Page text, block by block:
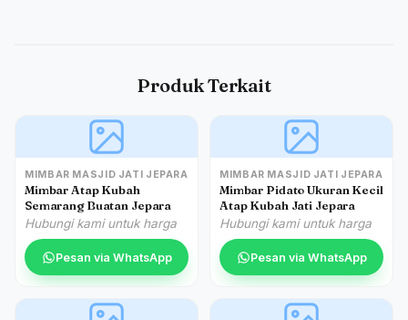
Produk Terkait
MIMBAR MASJID JATI JEPARA
Mimbar Atap Kubah
Semarang Buatan Jepara
Hubungi kami untuk harga
Pesan via WhatsApp
MIMBAR MASJID JATI JEPARA
Mimbar Pidato Ukuran Kecil
Atap Kubah Jati Jepara
Hubungi kami untuk harga
Pesan via WhatsApp